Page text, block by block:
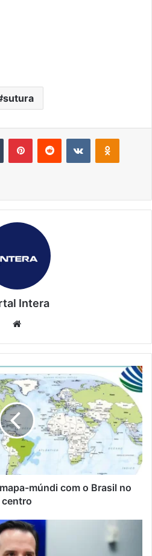
sutura
Tumblr PinterestReddit VK OK
Intera
múndi com o Brasil no
centro